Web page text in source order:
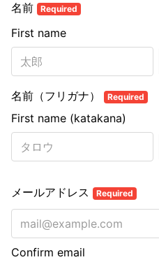
名前 Required
First name
名前（フリガナ） Required
First name (katakana)
メールアドレス Required
Confirm email